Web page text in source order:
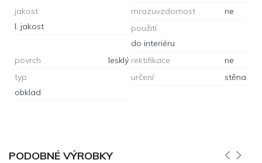
jakost
I. jakost
mrazuvzdornost
ne
použití
do interiéru
povrch
lesklý rektifikace
ne
typ
obklad
určení stěna
PODOBNÉ VÝROBKY